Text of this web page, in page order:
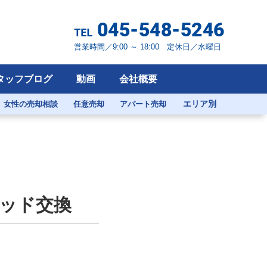
営業時間／9:00 ～ 18:00 定休日／水曜日
ッフブログ 動画 会社概要
女性の売却相談 任意売却 アパート売却 エリア別
ド交換